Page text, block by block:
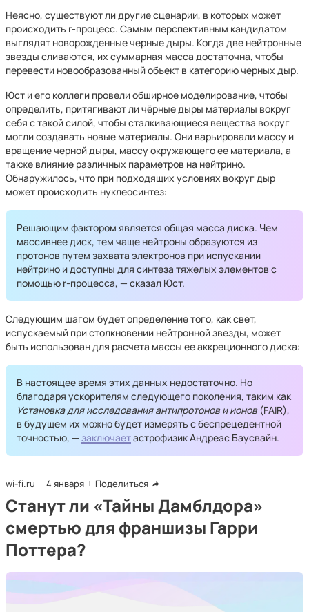
Неясно, существуют ли другие сценарии, в которых может
происходить r-процесс. Самым перспективным кандидатом
выглядят новорожденные черные дыры. Когда две нейтронные
звезды сливаются, их суммарная масса достаточна, чтобы
перевести новообразованный объект в категорию черных дыр.
Юст и его коллеги провели обширное моделирование, чтобы
определить, притягивают ли чёрные дыры материалы вокруг
себя с такой силой, чтобы сталкивающиеся вещества вокруг
могли создавать новые материалы. Они варьировали массу и
вращение черной дыры, массу окружающего ее материала, а
также влияние различных параметров на нейтрино.
Обнаружилось, что при подходящих условиях вокруг дыр
может происходить нуклеосинтез:
Решающим фактором является общая масса диска. Чем
массивнее диск, тем чаще нейтроны образуются из
протонов путем захвата электронов при испускании
нейтрино и доступны для синтеза тяжелых элементов с
помощью r-процесса, — сказал Юст.
Следующим шагом будет определение того, как свет,
испускаемый при столкновении нейтронной звезды, может
быть использован для расчета массы ее аккреционного диска:
В настоящее время этих данных недостаточно. Но
благодаря ускорителям следующего поколения, таким как
Установка для исследования антипротонов и ионов(FAIR),
в будущем их можно будет измерять с беспрецедентной
точностью, — заключаетастрофизик Андреас Баусвайн.
wi-fi.ru 4 января Поделиться
Станут ли «Тайны Дамблдора»
смертью для франшизы Гарри
Поттера?